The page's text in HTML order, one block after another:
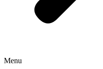
Menu